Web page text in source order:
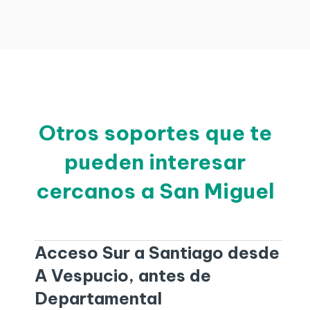
Otros soportes que te
pueden interesar
cercanos a San Miguel
Acceso Sur a Santiago desde
A Vespucio, antes de
Departamental